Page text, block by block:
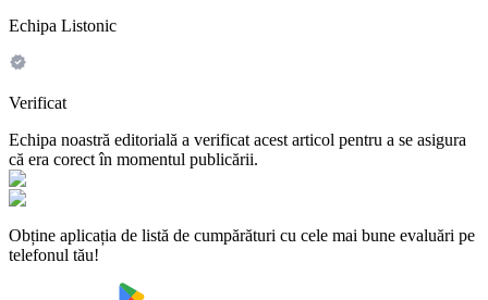
Echipa Listonic
Verificat
Echipa noastră editorială a verificat acest articol pentru a se asigura
că era corect în momentul publicării.
Obține aplicația de listă de cumpărături cu cele mai bune evaluări pe
telefonul tău!